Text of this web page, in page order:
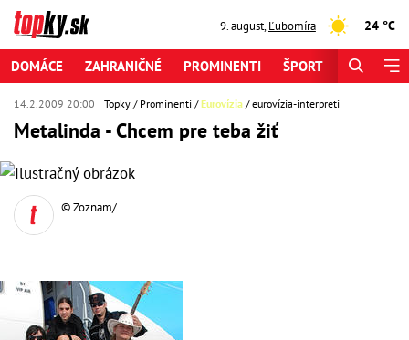
9. august,Ľubomíra 24 °C
DOMÁCE ZAHRANIČNÉ PROMINENTI ŠPORT
14.2.2009 20:00 Topky Prominenti Eurovízia eurovízia-interpreti
Metalinda - Chcem pre teba žiť
© Zoznam/